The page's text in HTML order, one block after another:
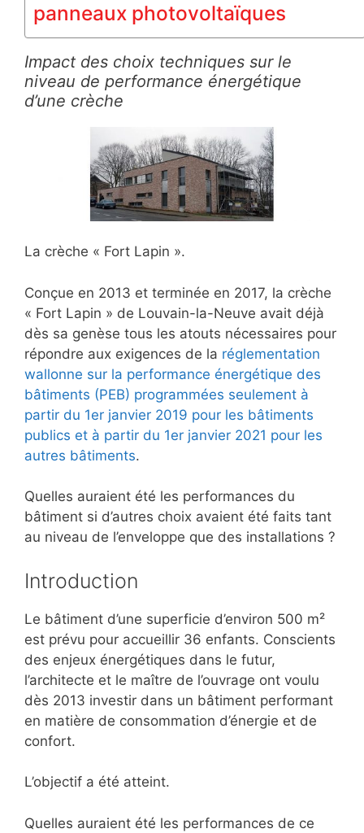
panneaux photovoltaïques
Impact des choix techniques sur le
niveau de performance énergétique
d’une crèche
La crèche « Fort Lapin ».
Conçue en 2013 et terminée en 2017, la crèche
« Fort Lapin » de Louvain-la-Neuve avait déjà
dès sa genèse tous les atouts nécessaires pour
répondre aux exigences de la réglementation
wallonne sur la performance énergétique des
bâtiments (PEB) programmées seulement à
partir du 1er janvier 2019 pour les bâtiments
publics et à partir du 1er janvier 2021 pour les
autres bâtiments.
Quelles auraient été les performances du
bâtiment si d’autres choix avaient été faits tant
au niveau de l’enveloppe que des installations ?
Introduction
Le bâtiment d’une superficie d’environ 500 m²
est prévu pour accueillir 36 enfants. Conscients
des enjeux énergétiques dans le futur,
l’architecte et le maître de l’ouvrage ont voulu
dès 2013 investir dans un bâtiment performant
en matière de consommation d’énergie et de
confort.
L’objectif a été atteint.
Quelles auraient été les performances de ce